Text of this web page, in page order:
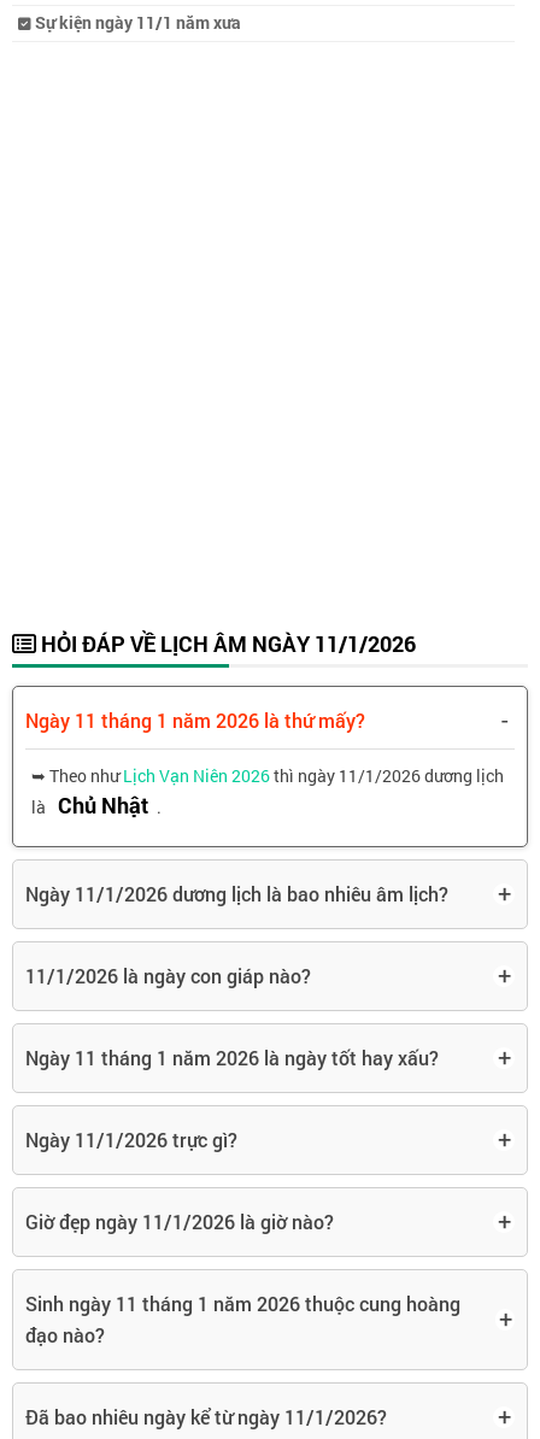
Sự kiện ngày 11/1 năm xưa
HỎI ĐÁP VỀ LỊCH ÂM NGÀY 11/1/2026
Ngày 11 tháng 1 năm 2026 là thứ mấy? -
➥ Theo nhưLịch Vạn Niên 2026thì ngày 11/1/2026 dương lịch
là Chủ Nhật .
Ngày 11/1/2026 dương lịch là bao nhiêu âm lịch? +
11/1/2026 là ngày con giáp nào? +
Ngày 11 tháng 1 năm 2026 là ngày tốt hay xấu? +
Ngày 11/1/2026 trực gì? +
Giờ đẹp ngày 11/1/2026 là giờ nào? +
Sinh ngày 11 tháng 1 năm 2026 thuộc cung hoàng
đạo nào?
+
Đã bao nhiêu ngày kể từ ngày 11/1/2026? +